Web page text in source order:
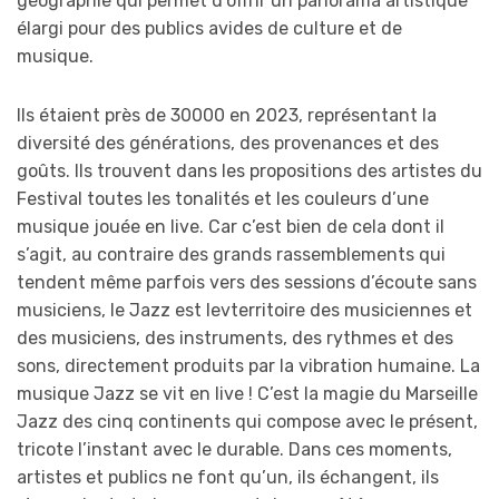
élargi pour des publics avides de culture et de
musique.
Ils étaient près de 30000 en 2023, représentant la
diversité des générations, des provenances et des
goûts. Ils trouvent dans les propositions des artistes du
Festival toutes les tonalités et les couleurs d’une
musique jouée en live. Car c’est bien de cela dont il
s’agit, au contraire des grands rassemblements qui
tendent même parfois vers des sessions d’écoute sans
musiciens, le Jazz est levterritoire des musiciennes et
des musiciens, des instruments, des rythmes et des
sons, directement produits par la vibration humaine. La
musique Jazz se vit en live ! C’est la magie du Marseille
Jazz des cinq continents qui compose avec le présent,
tricote l’instant avec le durable. Dans ces moments,
artistes et publics ne font qu’un, ils échangent, ils